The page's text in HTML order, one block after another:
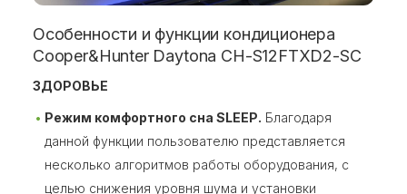
Особенности и функции кондиционера
Cooper&Hunter Daytona CH-S12FTXD2-SC
ЗДОРОВЬЕ
Режим комфортного сна SLEEP. Благодаря
данной функции пользователю представляется
несколько алгоритмов работы оборудования, с
целью снижения уровня шума и установки